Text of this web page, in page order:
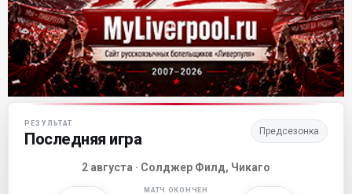
Матч-центр «Ливерпуля»
РЕЗУЛЬТАТ
Последняя игра Предсезонка
2 августа · Солджер Филд, Чикаго
МАТЧ ОКОНЧЕН